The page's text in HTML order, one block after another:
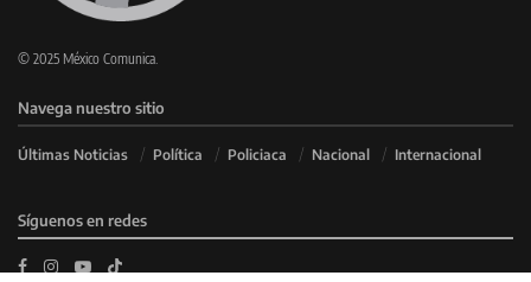
© 2025 México Comunica.
Navega nuestro sitio
Últimas Noticias Política Policiaca Nacional Internacional
Síguenos en redes